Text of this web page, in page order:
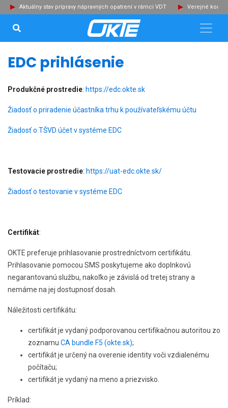
Aktuálny stav prípravy nápravných opatrení v rámci VDT Verejné
EDC prihlásenie
Produkčné prostredie: https://edc.okte.sk
Žiadosť o priradenie účastníka trhu k používateľskému účtu
Žiadosť o TŠVD účet v systéme EDC
Testovacie prostredie: https://uat-edc.okte.sk/
Žiadosť o testovanie v systéme EDC
Certifikát:
OKTE preferuje prihlasovanie prostredníctvom certifikátu.
Prihlasovanie pomocou SMS poskytujeme ako doplnkovú
negarantovanú službu, nakoľko je závislá od tretej strany a
nemáme na jej dostupnosť dosah.
Náležitosti certifikátu:
certifikát je vydaný podporovanou certifikačnou autoritou zo
zoznamu CA bundle F5 (okte.sk);
certifikát je určený na overenie identity voči vzdialenému
počítaču;
certifikát je vydaný na meno a priezvisko.
Príklad: